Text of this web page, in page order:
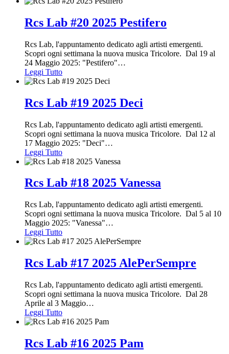
Rcs Lab #20 2025 Pestifero
Rcs Lab, l'appuntamento dedicato agli artisti emergenti.
Scopri ogni settimana la nuova musica Tricolore. Dal 19 al
24 Maggio 2025: "Pestifero"…
Leggi Tutto
Rcs Lab #19 2025 Deci
Rcs Lab, l'appuntamento dedicato agli artisti emergenti.
Scopri ogni settimana la nuova musica Tricolore. Dal 12 al
17 Maggio 2025: "Deci"…
Leggi Tutto
Rcs Lab #18 2025 Vanessa
Rcs Lab, l'appuntamento dedicato agli artisti emergenti.
Scopri ogni settimana la nuova musica Tricolore. Dal 5 al 10
Maggio 2025: "Vanessa"…
Leggi Tutto
Rcs Lab #17 2025 AlePerSempre
Rcs Lab, l'appuntamento dedicato agli artisti emergenti.
Scopri ogni settimana la nuova musica Tricolore. Dal 28
Aprile al 3 Maggio…
Leggi Tutto
Rcs Lab #16 2025 Pam